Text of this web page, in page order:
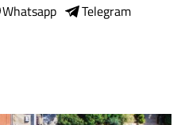
Whatsapp
Telegram